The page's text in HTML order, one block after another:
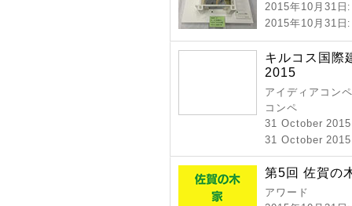
2015年10月31日
2015年10月31日
キルコス国際
2015
アイディアコン
コンペ
31 October 2015
31 October 2015
第5回 佐賀の
アワード